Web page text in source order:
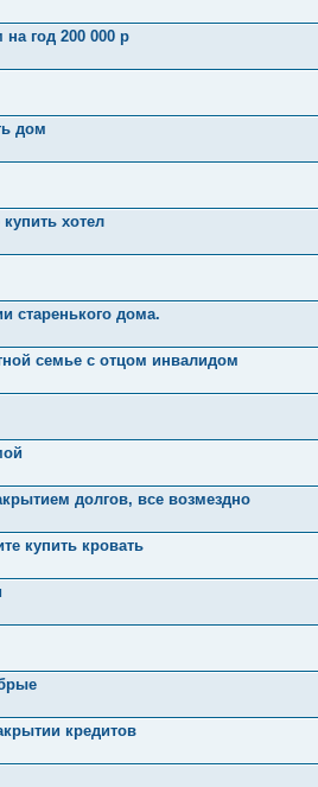
год 200 000 р
дом
хотел
старенького дома.
семье с отцом инвалидом
долгов, все возмездно
купить кровать
кредитов